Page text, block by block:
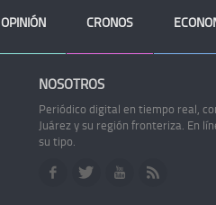
OPINIÓN CRONOS
NOSOTROS
Periódico digital en tiempo real,
Juárez y su región fronteriza. En
su tipo.